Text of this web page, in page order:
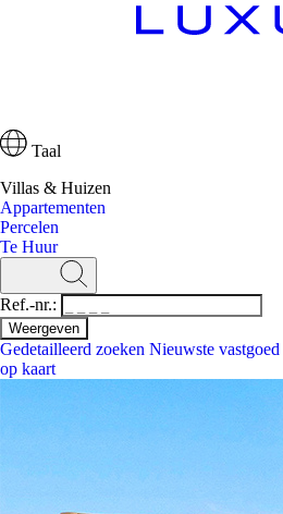
Taal
Villas & Huizen
Appartementen
Percelen
Te Huur
Ref.-nr.:
Gedetailleerd zoeken Nieuwste vastgoed
op kaart